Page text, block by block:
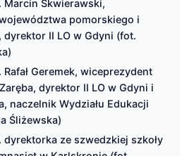
Marcin Skwierawski,
pomorskiego i
dyrektor II LO w Gdyni (fot.
Geremek, wiceprezydent
dyrektor II LO w Gdyni i
naczelnik Wydziału Edukacji
Śliżewska)
dyrektorka ze szwedzkiej szkoły